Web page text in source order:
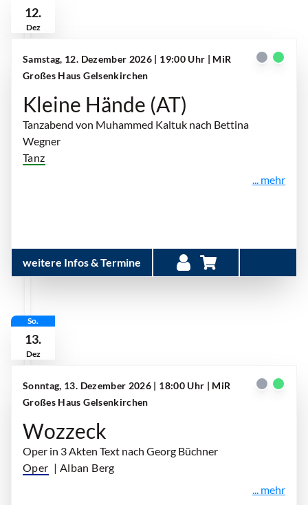
12.
Dez
Samstag, 12. Dezember 2026 | 19:00 Uhr | MiR
Großes Haus Gelsenkirchen
Kleine Hände (AT)
Tanzabend von Muhammed Kaltuk nach Bettina
Wegner
Tanz
... mehr
weitere Infos & Termine
So.
13.
Dez
Sonntag, 13. Dezember 2026 | 18:00 Uhr | MiR
Großes Haus Gelsenkirchen
Wozzeck
Oper in 3 Akten Text nach Georg Büchner
Oper | Alban Berg
... mehr